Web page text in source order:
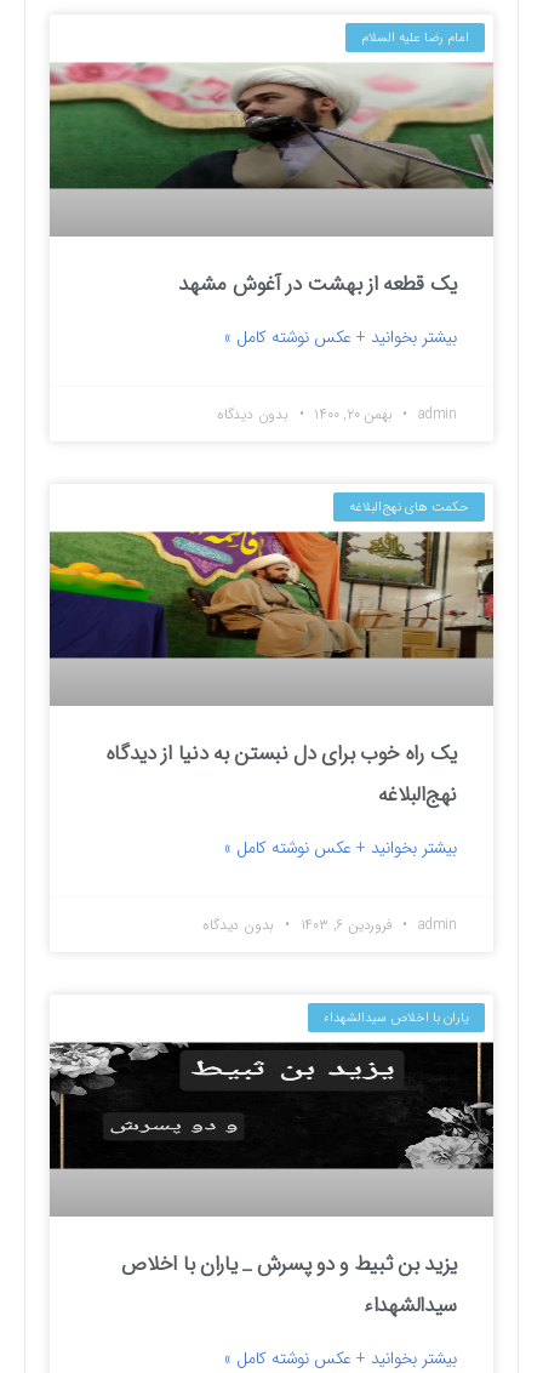
امام رضا علیه السلام
یک قطعه از بهشت در آغوش مشهد
بیشتر بخوانید + عکس نوشته کامل »
admin بهمن ۲۰, ۱۴۰۰ بدون دیدگاه
حکمت های نهج‌البلاغه
یک راه خوب برای دل نبستن به دنیا از دیدگاه
نهج‌البلاغه
بیشتر بخوانید + عکس نوشته کامل »
admin فروردین ۶, ۱۴۰۳ بدون دیدگاه
یاران با اخلاص سیدالشهداء
یزید بن ثبیط و دو پسرش _ یاران با اخلاص
سیدالشهداء
بیشتر بخوانید + عکس نوشته کامل »